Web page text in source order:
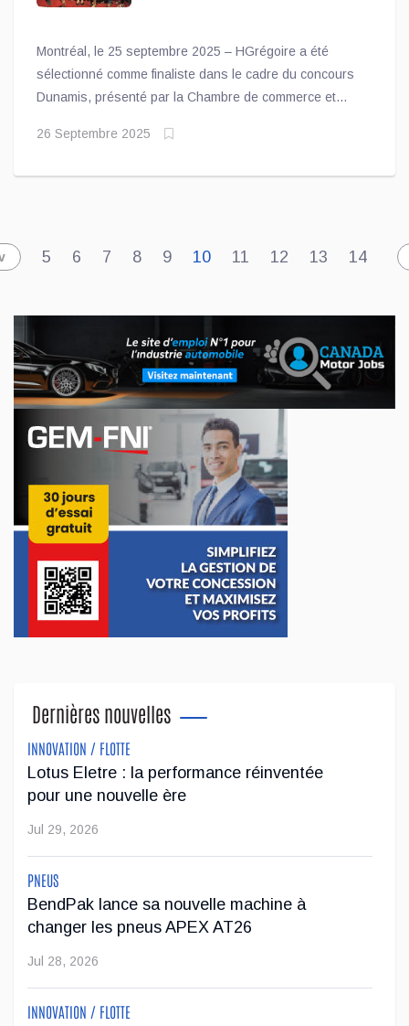
Montréal, le 25 septembre 2025 – HGrégoire a été
sélectionné comme finaliste dans le cadre du concours
Dunamis, présenté par la Chambre de commerce et
Entreprise de l’année – Exportation et Technologies et
26 Septembre 2025
5 6 7 8 9 10 11 12 13 14
Dernières nouvelles
INNOVATION / FLOTTE
Lotus Eletre : la performance réinventée
pour une nouvelle ère
Jul 29, 2026
PNEUS
BendPak lance sa nouvelle machine à
changer les pneus APEX AT26
Jul 28, 2026
INNOVATION / FLOTTE